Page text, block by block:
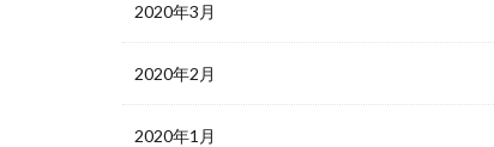
2020年3月
2020年2月
2020年1月